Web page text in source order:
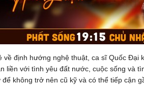
về định hướng nghệ thuật, ca sĩ Quốc Đại
liền với tình yêu đất nước, cuộc sống và
để không trở nên cũ kỹ và có thể tiếp cận